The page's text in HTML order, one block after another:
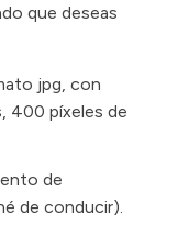
que deseas
jpg, con
400 píxeles de
de
de conducir).